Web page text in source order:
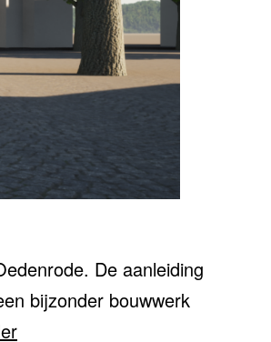
De aanleiding
bijzonder bouwwerk
KIOSK